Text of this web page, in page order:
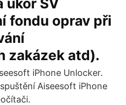
úkor SV
fondu oprav při
zakázek atd).
iPhone Unlocker.
Aiseesoft iPhone